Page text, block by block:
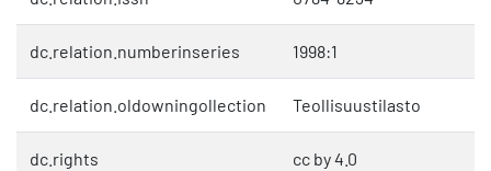
dc.relation.numberinseries 1998:1
dc.relation.oldowningollection Teollisuustilasto
dc.rights cc by 4.0